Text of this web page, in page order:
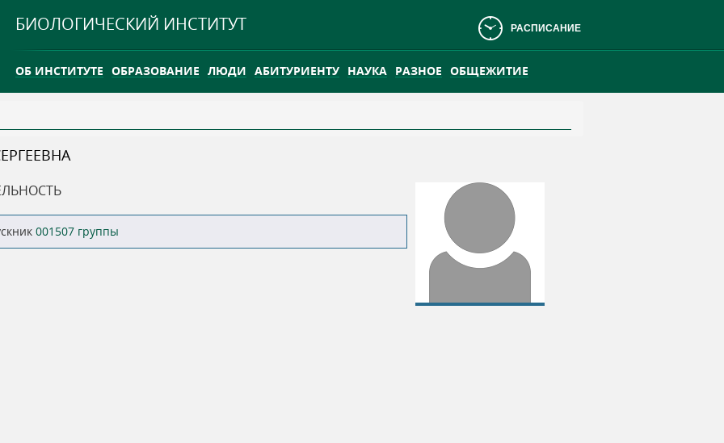
БИОЛОГИЧЕСКИЙ ИНСТИТУТ РАСПИСАНИЕ
ОБ ИНСТИТУТЕ ОБРАЗОВАНИЕ ЛЮДИ АБИТУРИЕНТУ НАУКА РАЗНОЕ ОБЩЕЖИТИЕ
ТГУ ОТКРЫЛ ИССЛЕДОВАТЕЛЬСКУЮ СТАНЦИЮ НА ВАСЮГАНСКОМ БОЛОТЕ
001507 группы